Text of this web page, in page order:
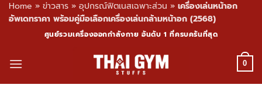
Home » ข่าวสาร » อุปกรณ์ฟิตเนสเฉพาะส่วน » เครื่องเล่นหน้าอก
อัพเดทราคา พร้อมคู่มือเลือกเครื่องเล่นกล้ามหน้าอก (2568)
content
ศูนย์รวมเครื่องออกกำลังกาย อันดับ 1 ที่ครบครันที่สุด
0